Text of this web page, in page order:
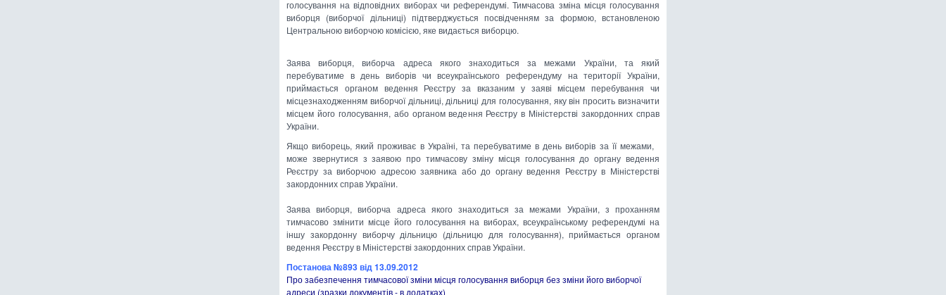
голосування на відповідних виборах чи референдумі. Тимчасова зміна місця голосування
виборця (виборчої дільниці) підтверджується посвідченням за формою, встановленою
Центральною виборчою комісією, яке видається виборцю.
Заява виборця, виборча адреса якого знаходиться за межами України, та який
перебуватиме в день виборів чи всеукраїнського референдуму на території України,
приймається органом ведення Реєстру за вказаним у заяві місцем перебування чи
місцезнаходженням виборчої дільниці, дільниці для голосування, яку він просить визначити
місцем його голосування, або органом ведення Реєстру в Міністерстві закордонних справ
України.
Якщо виборець, який проживає в Україні, та перебуватиме в день виборів за її межами,
може звернутися з заявою про тимчасову зміну місця голосування до органу ведення
Реєстру за виборчою адресою заявника або до органу ведення Реєстру в Міністерстві
закордонних справ України.
Заява виборця, виборча адреса якого знаходиться за межами України, з проханням
тимчасово змінити місце його голосування на виборах, всеукраїнському референдумі на
іншу закордонну виборчу дільницю (дільницю для голосування), приймається органом
ведення Реєстру в Міністерстві закордонних справ України.
Постанова №893 від 13.09.2012
Про забезпечення тимчасової зміни місця голосування виборця без зміни його виборчої
адреси (зразки документів - в додатках)